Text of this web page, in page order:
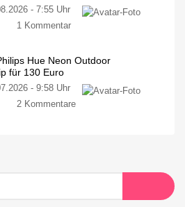
- 7:55 Uhr
1 Kommentar
Hue Neon Outdoor
für 130 Euro
- 9:58 Uhr
2 Kommentare